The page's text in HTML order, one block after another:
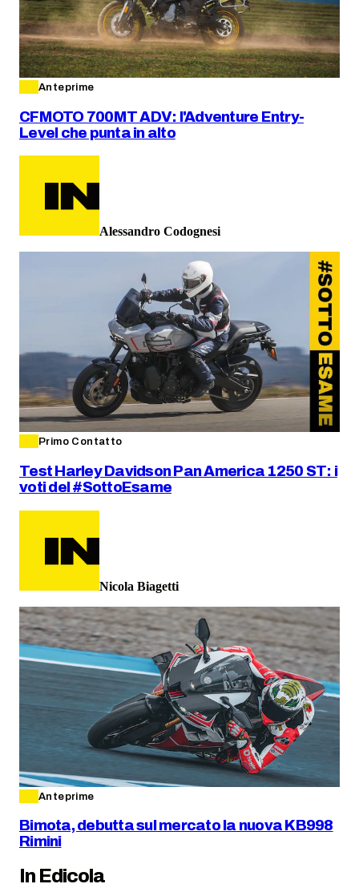
Anteprime
CFMOTO 700MT ADV: l'Adventure Entry-
Level che punta in alto
Alessandro Codognesi
Primo Contatto
Test Harley Davidson Pan America 1250 ST: i
voti del #SottoEsame
Nicola Biagetti
Anteprime
Bimota, debutta sul mercato la nuova KB998
Rimini
In Edicola